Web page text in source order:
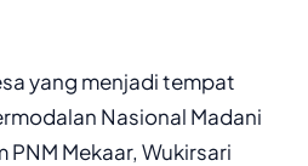
yang menjadi tempat
Nasional Madani
PNM Mekaar, Wukirsari